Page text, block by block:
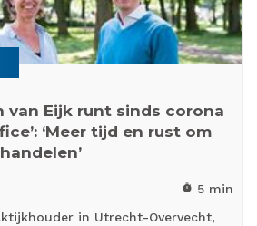
van Eijk runt sinds corona
‘Meer tijd en rust om
timer 5 min
in Utrecht-Overvecht,